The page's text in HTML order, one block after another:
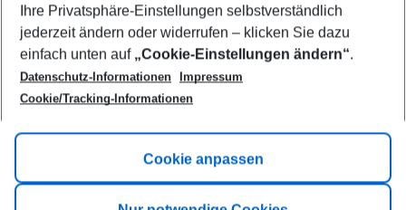
Footer
Footer navigation
Title A
Link A
Ihre Privatsphäre-Einstellungen selbstverständlich
jederzeit ändern oder widerrufen – klicken Sie dazu
einfach unten auf „Cookie-Einstellungen ändern“.
Datenschutz-Informationen
Impressum
Cookie/Tracking-Informationen
Cookie anpassen